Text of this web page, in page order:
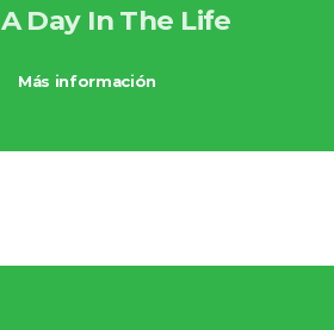
A Day In The Life
Más información